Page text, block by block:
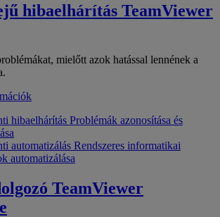
hibaelhárítás TeamViewer
mielőtt azok hatással lennének a
hibaelhárítás Problémák azonosítása és
automatizálás Rendszeres informatikai
automatizálása
TeamViewer